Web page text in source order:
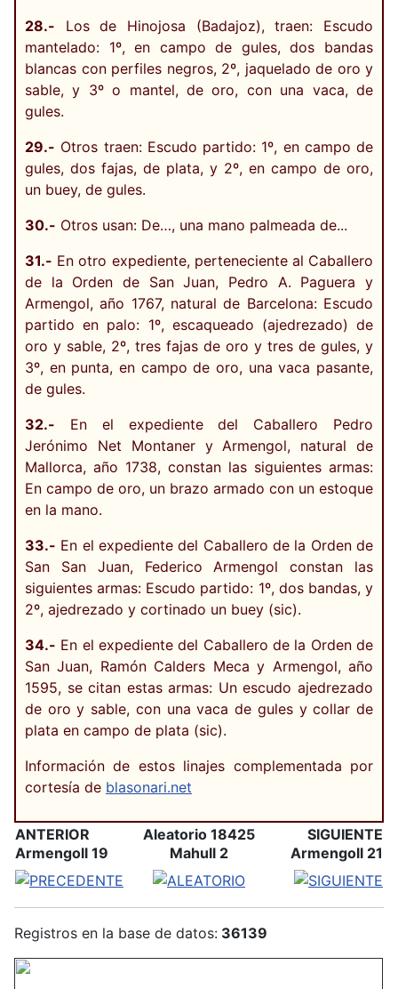
28.- Los de Hinojosa (Badajoz), traen: Escudo
mantelado: 1º, en campo de gules, dos bandas
blancas con perfiles negros, 2º, jaquelado de oro y
sable, y 3º o mantel, de oro, con una vaca, de
gules.
29.- Otros traen: Escudo partido: 1º, en campo de
gules, dos fajas, de plata, y 2º, en campo de oro,
un buey, de gules.
30.- Otros usan: De…, una mano palmeada de...
31.- En otro expediente, perteneciente al Caballero
de la Orden de San Juan, Pedro A. Paguera y
Armengol, año 1767, natural de Barcelona: Escudo
partido en palo: 1º, escaqueado (ajedrezado) de
oro y sable, 2º, tres fajas de oro y tres de gules, y
3º, en punta, en campo de oro, una vaca pasante,
de gules.
32.- En el expediente del Caballero Pedro
Jerónimo Net Montaner y Armengol, natural de
Mallorca, año 1738, constan las siguientes armas:
En campo de oro, un brazo armado con un estoque
en la mano.
33.- En el expediente del Caballero de la Orden de
San San Juan, Federico Armengol constan las
siguientes armas: Escudo partido: 1º, dos bandas, y
2º, ajedrezado y cortinado un buey (sic).
34.- En el expediente del Caballero de la Orden de
San Juan, Ramón Calders Meca y Armengol, año
1595, se citan estas armas: Un escudo ajedrezado
de oro y sable, con una vaca de gules y collar de
plata en campo de plata (sic).
Información de estos linajes complementada por
cortesía de blasonari.net
ANTERIOR
Armengoll 19
Aleatorio 18425
Mahull 2
SIGUIENTE
Armengoll 21
Registros en la base de datos: 36139